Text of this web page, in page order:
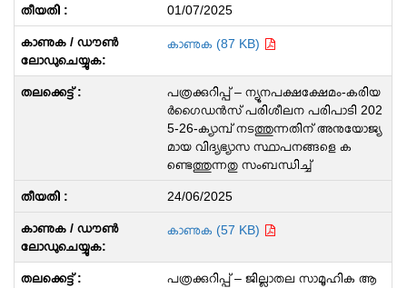
01/07/2025
കാണുക (87 KB)
പത്രക്കുറിപ്പ് – ന്യൂനപക്ഷക്ഷേമം-കരിയ
ർഗൈഡൻസ് പരിശീലന പരിപാടി 202
5-26-ക്യാമ്പ് നടത്തുന്നതിന് അനുയോജ്യ
മായ വിദ്യഭ്യാസ സ്ഥാപനങ്ങളെ ക
ണ്ടെത്തുന്നതു സംബന്ധിച്ച്
24/06/2025
കാണുക (57 KB)
പത്രക്കുറിപ്പ് – ജില്ലാതല സാമൂഹിക ആ